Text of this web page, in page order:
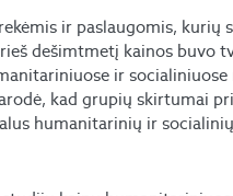
ir paslaugomis, kurių
dešimtmetį kainos buvo
ir socialiniuose
kad grupių skirtumai
humanitarinių ir